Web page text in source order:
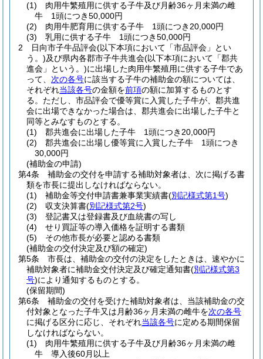
(1)
肉用牛繁殖用に供する子牛及び月齢36ヶ月未満の雌
牛 1頭につき50,000円
(2)
肉用牛肥育用に供する子牛 1頭につき20,000円
(3)
乳用に供する子牛 1頭につき50,000円
2
日向市子牛品評会(以下本項において「市品評会」とい
う。)及び県内各郡市子牛共進会(以下本項において「郡共
進会」という。)に出場した肉用牛繁殖用に供する子牛であ
って、 次の各号に該当する子牛の補助金の額については、
それぞれ当該各号の金額を前項の額に加算するものとす
る。 ただし、市品評会で優等賞に入賞した子牛が、郡共進
会に出場できなかった場合は、郡共進会に出場した子牛と
同等とみなすものとする。
(1)
郡共進会に出場した子牛 1頭につき20,000円
(2)
郡共進会に出場し優等賞に入賞した子牛 1頭につき
30,000円
(補助金の申請)
第4条
補助金の交付を申請する補助対象者は、次に掲げる書
類を市長に提出しなければならない。
(1)
補助金等交付申請書兼事業実績書(別記様式第1号)
(2)
収支決算書(別記様式第2号)
(3)
登記書又は登録書及び血統書の写し
(4)
せり買証等の導入価格を証明する書類
(5)
その他市長が必要と認める書類
(補助金の交付決定及び額の確定)
第5条
市長は、補助金の交付の決定をしたときは、速やかに
補助対象者に補助金交付決定及び確定通知書(別記様式第3
号)により通知するものとする。
(保留期間)
第6条
補助金の交付を受けた補助対象者は、当該補助金の交
付対象となった子牛又は月齢36ヶ月未満の雌牛を次の各号
に掲げる区分に応じ、それぞれ当該各号に定める期間保留
しなければならない。
(1)
肉用牛繁殖用に供する子牛及び月齢36ヶ月未満の雌
牛 導入後60月以上